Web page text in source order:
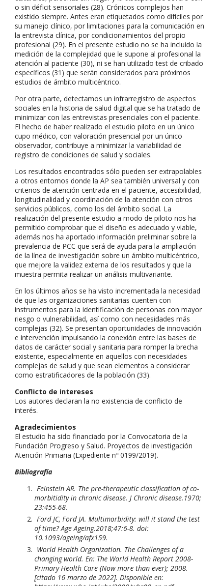
o sin déficit sensoriales (28). Crónicos complejos han
existido siempre. Antes eran etiquetados como difíciles por
su manejo clínico, por limitaciones para la comunicación en
la entrevista clínica, por condicionamientos del propio
profesional (29). En el presente estudio no se ha incluido la
medición de la complejidad que le supone al profesional la
atención al paciente (30), ni se han utilizado test de cribado
específicos (31) que serán considerados para próximos
estudios de ámbito multicéntrico.
Por otra parte, detectamos un infrarregistro de aspectos
sociales en la historia de salud digital que se ha tratado de
minimizar con las entrevistas presenciales con el paciente.
El hecho de haber realizado el estudio piloto en un único
cupo médico, con valoración presencial por un único
observador, contribuye a minimizar la variabilidad de
registro de condiciones de salud y sociales.
Los resultados encontrados sólo pueden ser extrapolables
a otros entornos donde la AP sea también universal y con
criterios de atención centrada en el paciente, accesibilidad,
longitudinalidad y coordinación de la atención con otros
servicios públicos, como los del ámbito social. La
realización del presente estudio a modo de piloto nos ha
permitido comprobar que el diseño es adecuado y viable,
además nos ha aportado información preliminar sobre la
prevalencia de PCC que será de ayuda para la ampliación
de la línea de investigación sobre un ámbito multicéntrico,
que mejore la validez externa de los resultados y que la
muestra permita realizar un análisis multivariante.
En los últimos años se ha visto incrementada la necesidad
de que las organizaciones sanitarias cuenten con
instrumentos para la identificación de personas con mayor
riesgo o vulnerabilidad, así como con necesidades más
complejas (32). Se presentan oportunidades de innovación
e intervención impulsando la conexión entre las bases de
datos de carácter social y sanitaria para romper la brecha
existente, especialmente en aquellos con necesidades
complejas de salud y que sean elementos a considerar
como estratificadores de la población (33).
Conflicto de intereses
Los autores declaran la no existencia de conflicto de
interés.
Agradecimientos
El estudio ha sido financiado por la Convocatoria de la
Fundación Progreso y Salud. Proyectos de investigación
Atención Primaria (Expediente nº 0199/2019).
Bibliografía
Feinstein AR. The pre-therapeutic classification of co-
morbitidity in chronic disease. J Chronic disease.1970;
23:455-68.
Ford JC, Ford JA. Multimorbidity: will it stand the test
of time? Age Ageing.2018;47:6-8. doi:
10.1093/ageing/afx159.
World Health Organization. The Challenges of a
changing world. En: The World Health Report 2008-
Primary Health Care (Now more than ever); 2008.
[citado 16 marzo de 2022]. Disponible en: